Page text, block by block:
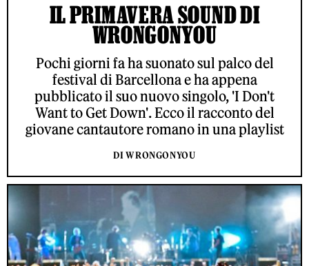
IL PRIMAVERA SOUND DI
WRONGONYOU
Pochi giorni fa ha suonato sul palco del
festival di Barcellona e ha appena
pubblicato il suo nuovo singolo, 'I Don't
Want to Get Down'. Ecco il racconto del
giovane cantautore romano in una playlist
DI WRONGONYOU